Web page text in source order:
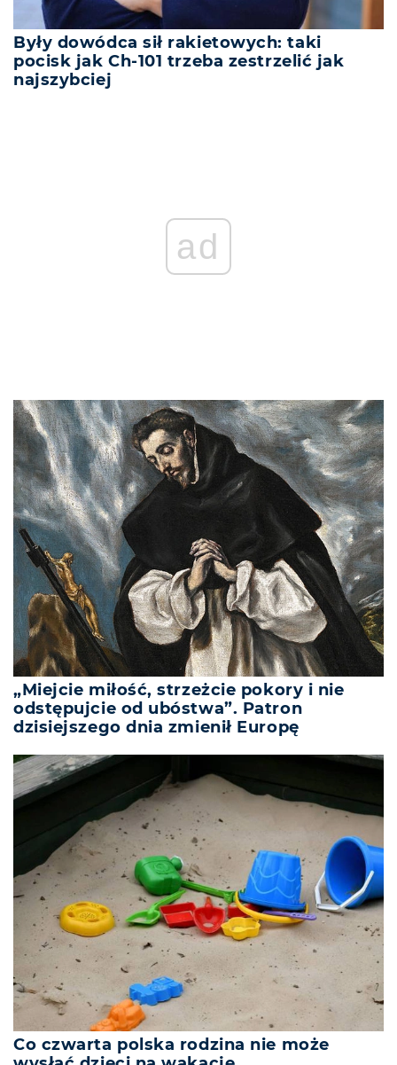
Były dowódca sił rakietowych: taki
pocisk jak Ch-101 trzeba zestrzelić jak
najszybciej
ad
„Miejcie miłość, strzeżcie pokory i nie
odstępujcie od ubóstwa”. Patron
dzisiejszego dnia zmienił Europę
Co czwarta polska rodzina nie może